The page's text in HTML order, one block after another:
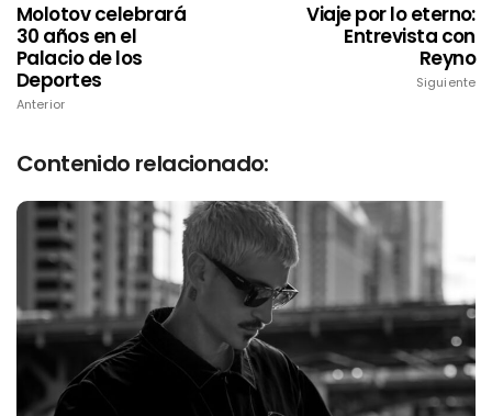
Molotov celebrará
30 años en el
Palacio de los
Deportes
Anterior
Viaje por lo eterno:
Entrevista con
Reyno
Siguiente
Contenido relacionado: